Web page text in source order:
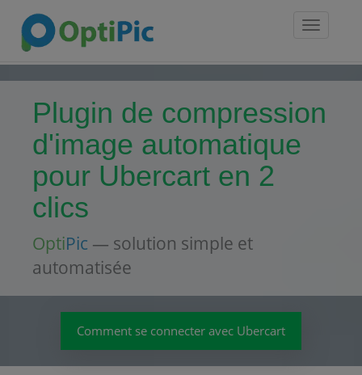
Toggle
Plugin de compression
d'image automatique
pour Ubercart en 2
clics
OptiPic — solution simple et
automatisée
Comment se connecter avec Ubercart